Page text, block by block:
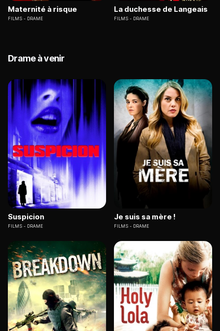
Maternité à risque
FILMS DRAME
La duchesse de Langeais
FILMS DRAME
Drame à venir
Suspicion
FILMS DRAME
Je suis sa mère !
FILMS DRAME